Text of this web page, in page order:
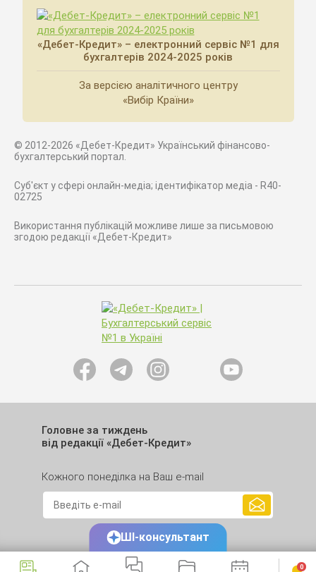
«Дебет-Кредит» – електронний сервіс №1 для
бухгалтерів 2024-2025 років
За версією аналітичного центру
«Вибір Країни»
© 2012-2026 «Дебет-Кредит» Український фінансово-
бухгалтерський портал.
Суб'єкт у сфері онлайн-медіа; ідентифікатор медіа - R40-
02725
Використання публікацій можливе лише за письмовою
згодою редакції «Дебет-Кредит»
Головне за тиждень
від редакції «Дебет-Кредит»
Кожного понеділка на Ваш e-mail
0
ШІ-консультант